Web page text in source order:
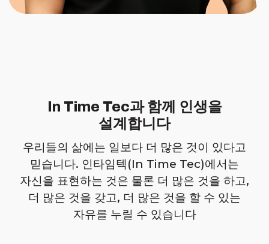
In Time Tec과 함께 인생을
설계합니다
우리들의 삶에는 일보다 더 많은 것이 있다고
믿습니다. 인타임텍(In Time Tec)에서는
자신을 표현하는 것은 물론 더 많은 것을 하고,
더 많은 것을 갖고, 더 많은 것을 할 수 있는
자유를 누릴 수 있습니다